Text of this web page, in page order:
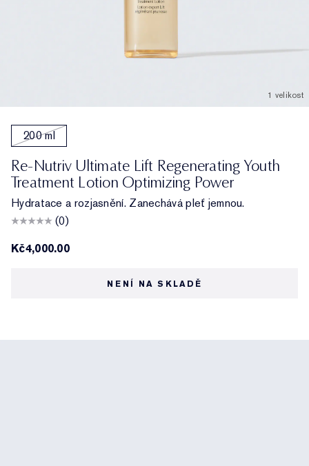
1 velikost
200 ml
Re-Nutriv Ultimate Lift Regenerating Youth
Treatment Lotion Optimizing Power
Hydratace a rozjasnění. Zanechává pleť jemnou.
(0)
Kč4,000.00
NENÍ NA SKLADĚ